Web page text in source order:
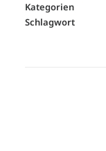
Kategorien
Schlagwort